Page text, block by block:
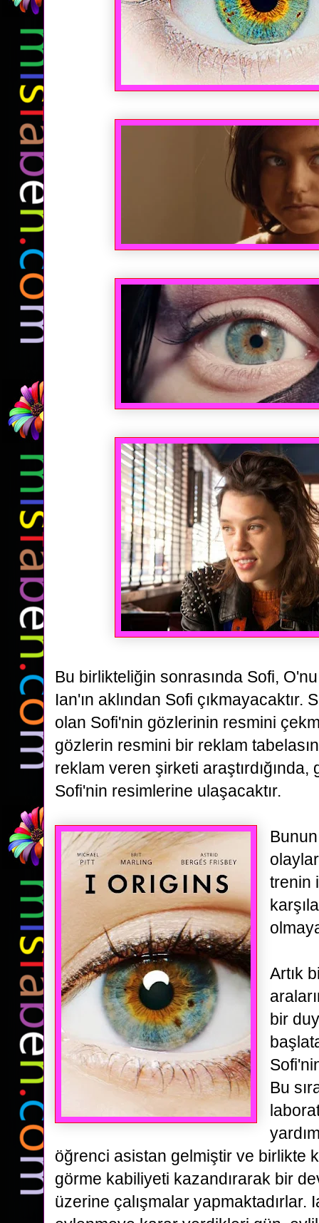
Bu birlikteliğin sonrasında Sofi,
Ian'ın aklından Sofi çıkmayacaktır.
olan Sofi'nin gözlerinin resmini
gözlerin resmini bir reklam
reklam veren şirketi
Sofi'nin resimlerine ulaşacaktır.
trenin
Artık
bir
Bu
öğrenci asistan gelmiştir ve birlikte
görme kabiliyeti kazandırarak bir
üzerine çalışmalar yapmaktadırlar.